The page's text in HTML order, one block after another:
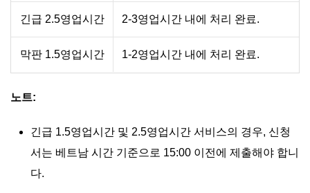
긴급 2.5영업시간 2-3영업시간 내에 처리 완료.
막판 1.5영업시간 1-2영업시간 내에 처리 완료.
노트:
긴급 1.5영업시간 및 2.5영업시간 서비스의 경우, 신청
서는 베트남 시간 기준으로 15:00 이전에 제출해야 합니
다.